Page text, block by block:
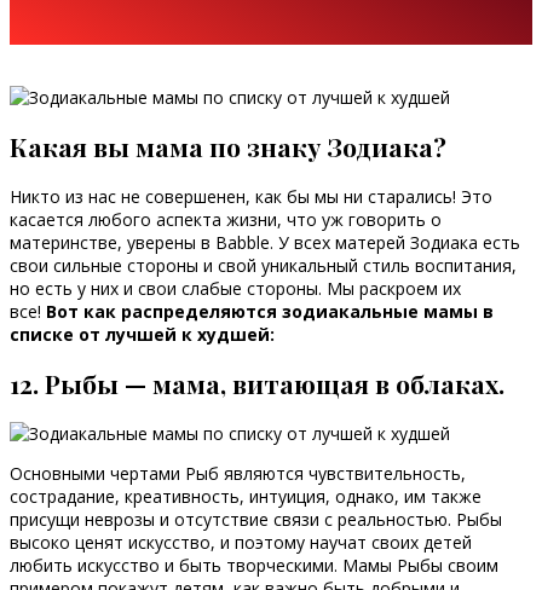
Какая вы мама по знаку Зодиака?
Никто из нас не совершенен, как бы мы ни старались! Это
касается любого аспекта жизни, что уж говорить о
материнстве, уверены в Babble. У всех матерей Зодиака есть
свои сильные стороны и свой уникальный стиль воспитания,
но есть у них и свои слабые стороны. Мы раскроем их
все! Вот как распределяются зодиакальные мамы в
списке от лучшей к худшей:
12. Рыбы — мама, витающая в облаках.
Основными чертами Рыб являются чувствительность,
сострадание, креативность, интуиция, однако, им также
присущи неврозы и отсутствие связи с реальностью. Рыбы
высоко ценят искусство, и поэтому научат своих детей
любить искусство и быть творческими. Мамы Рыбы своим